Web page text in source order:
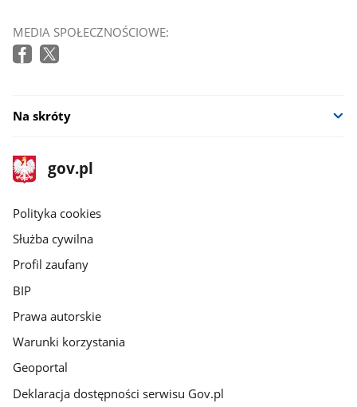
MEDIA SPOŁECZNOŚCIOWE:
Na skróty
stopka
gov.pl
Strona
gov.pl
gov.pl
Polityka cookies
Służba cywilna
Profil zaufany
BIP
Prawa autorskie
Warunki korzystania
Geoportal
Deklaracja dostępności serwisu Gov.pl